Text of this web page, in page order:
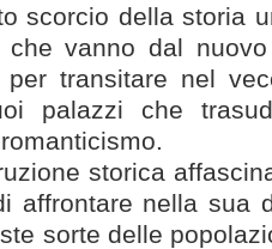
scorcio della storia
che vanno dal
transitare nel
palazzi che
storica
affrontare nella sua
sorte delle